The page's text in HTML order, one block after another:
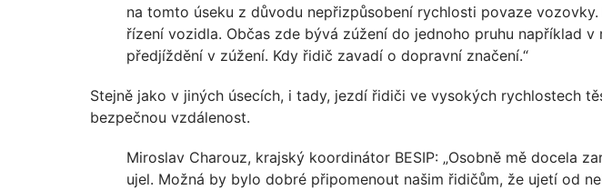
na tomto úseku z důvodu nepřizpůsobení rychlosti povaze
řízení vozidla. Občas zde bývá zúžení do jednoho pruhu například
předjíždění v zúžení. Kdy řidič zavadí o dopravní značení.“
Stejně jako v jiných úsecích, i tady, jezdí řidiči ve vysokých rychlostech
bezpečnou vzdálenost.
Miroslav Charouz, krajský koordinátor BESIP: „Osobně mě docela
ujel. Možná by bylo dobré připomenout našim řidičům, že ujetí od